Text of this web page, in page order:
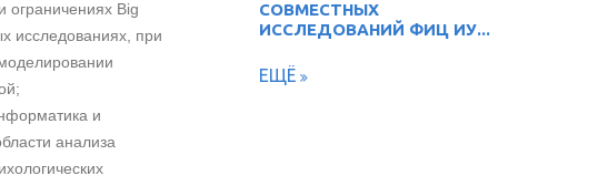
ограничениях Big
исследованиях, при
и
анализа
СОВМЕСТНЫХ
ИССЛЕДОВАНИЙ ФИЦ ИУ...
ЕЩЁ